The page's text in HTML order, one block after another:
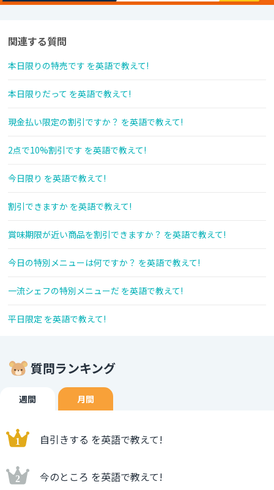
関連する質問
本日限りの特売です を英語で教えて!
本日限りだって を英語で教えて!
現金払い限定の割引ですか？ を英語で教えて!
2点で10%割引です を英語で教えて!
今日限り を英語で教えて!
割引できますか を英語で教えて!
賞味期限が近い商品を割引できますか？ を英語で教えて!
今日の特別メニューは何ですか？ を英語で教えて!
一流シェフの特別メニューだ を英語で教えて!
平日限定 を英語で教えて!
質問ランキング
週間 月間
自引きする を英語で教えて!
今のところ を英語で教えて!